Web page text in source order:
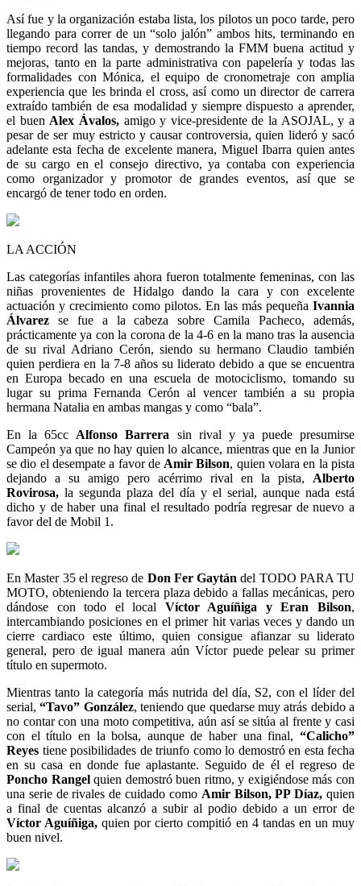
Así fue y la organización estaba lista, los pilotos un poco tarde, pero
llegando para correr de un “solo jalón” ambos hits, terminando en
tiempo record las tandas, y demostrando la FMM buena actitud y
mejoras, tanto en la parte administrativa con papelería y todas las
formalidades con Mónica, el equipo de cronometraje con amplia
experiencia que les brinda el cross, así como un director de carrera
extraído también de esa modalidad y siempre dispuesto a aprender,
el buen Alex Ávalos,amigo y vice-presidente de la ASOJAL, y a
pesar de ser muy estricto y causar controversia, quien lideró y sacó
adelante esta fecha de excelente manera, Miguel Ibarra quien antes
de su cargo en el consejo directivo, ya contaba con experiencia
como organizador y promotor de grandes eventos, así que se
encargó de tener todo en orden.
LA ACCIÓN
Las categorías infantiles ahora fueron totalmente femeninas, con las
niñas provenientes de Hidalgo dando la cara y con excelente
actuación y crecimiento como pilotos. En las más pequeña Ivannia
Álvarez se fue a la cabeza sobre Camila Pacheco, además,
prácticamente ya con la corona de la 4-6 en la mano tras la ausencia
de su rival Adriano Cerón, siendo su hermano Claudio también
quien perdiera en la 7-8 años su liderato debido a que se encuentra
en Europa becado en una escuela de motociclismo, tomando su
lugar su prima Fernanda Cerón al vencer también a su propia
hermana Natalia en ambas mangas y como “bala”.
En la 65cc Alfonso Barrera sin rival y ya puede presumirse
Campeón ya que no hay quien lo alcance, mientras que en la Junior
se dio el desempate a favor de Amir Bilson, quien volara en la pista
dejando a su amigo pero acérrimo rival en la pista, Alberto
Rovirosa, la segunda plaza del día y el serial, aunque nada está
dicho y de haber una final el resultado podría regresar de nuevo a
favor del de Mobil 1.
En Master 35 el regreso de Don Fer Gaytán del TODO PARA TU
MOTO, obteniendo la tercera plaza debido a fallas mecánicas, pero
dándose con todo el local Víctor Aguíñiga y Eran Bilson,
intercambiando posiciones en el primer hit varias veces y dando un
cierre cardiaco este último, quien consigue afianzar su liderato
general, pero de igual manera aún Víctor puede pelear su primer
título en supermoto.
Mientras tanto la categoría más nutrida del día, S2, con el líder del
serial,“Tavo” González, teniendo que quedarse muy atrás debido a
no contar con una moto competitiva, aún así se sitúa al frente y casi
con el título en la bolsa, aunque de haber una final, “Calicho”
Reyes tiene posibilidades de triunfo como lo demostró en esta fecha
en su casa en donde fue aplastante. Seguido de él el regreso de
Poncho Rangelquien demostró buen ritmo, y exigiéndose más con
una serie de rivales de cuidado como Amir Bilson, PP Díaz, quien
a final de cuentas alcanzó a subir al podio debido a un error de
Víctor Aguíñiga, quien por cierto compitió en 4 tandas en un muy
buen nivel.